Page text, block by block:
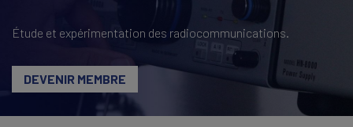
Étude et expérimentation des radiocommunications.
DEVENIR MEMBRE